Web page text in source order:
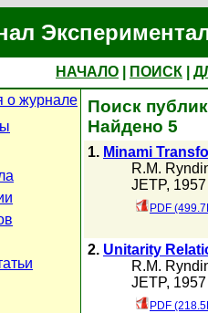
НАЧАЛО ПОИСК
журнале
Поиск
Найдено 5
1. Minami
R.M.
JETP, 1957
PDF
2. Unitarity
R.M.
JETP, 1957
PDF